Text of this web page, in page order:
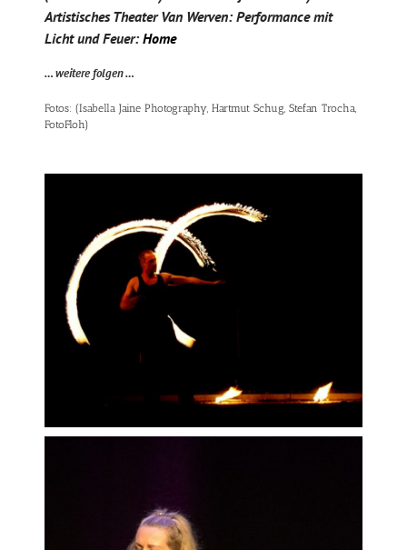
Artistisches Theater Van Werven: Performance mit
Licht und Feuer:Home
… weitere folgen …
Fotos: (Isabella Jaine Photography, Hartmut Schug, Stefan Trocha,
FotoFloh)